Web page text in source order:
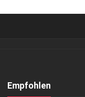
Kontakt, Impressum
Empfohlen